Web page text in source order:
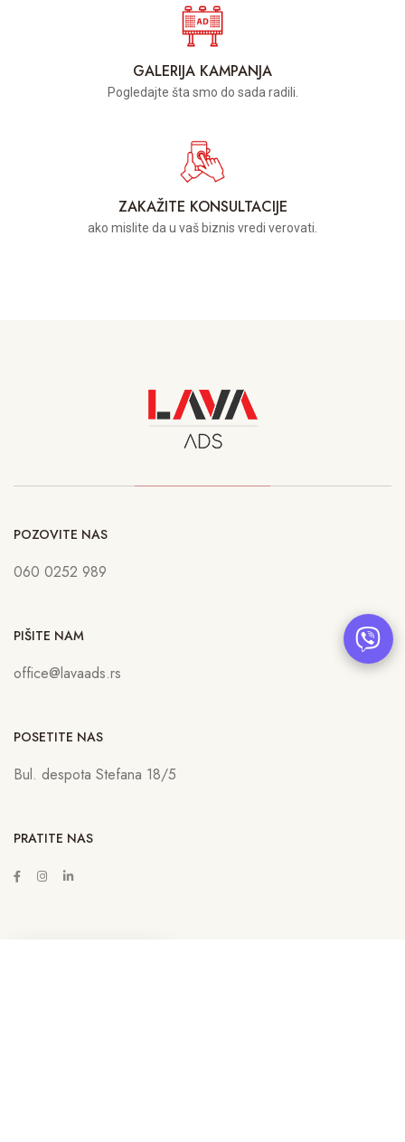
GALERIJA KAMPANJA
Pogledajte šta smo do sada radili.
ZAKAŽITE KONSULTACIJE
ako mislite da u vaš biznis vredi verovati.
POZOVITE NAS
060 0252 989
PIŠITE NAM
office@lavaads.rs
POSETITE NAS
Bul. despota Stefana 18/5
PRATITE NAS